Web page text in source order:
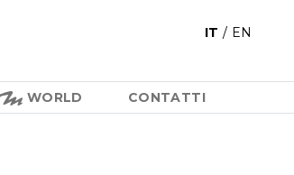
IT / EN
WORLD CONTATTI